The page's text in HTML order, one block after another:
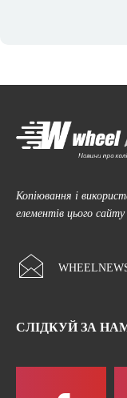
Копіювання і
елементів цього сайту
СЛІДКУЙ ЗА